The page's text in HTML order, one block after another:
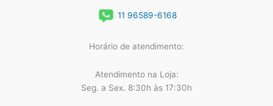
11 96589-6168
Horário de atendimento:
Atendimento na Loja:
Seg. a Sex. 8:30h às 17:30h